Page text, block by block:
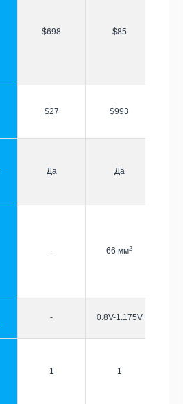
$698 $85
$27 $993
Да Да
- 66 мм2
- 0.8V-1.175V
1 1